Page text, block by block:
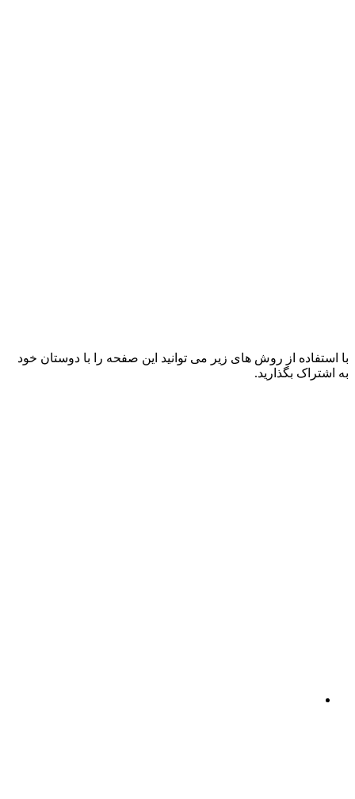
با استفاده از روش های زیر می توانید این صفحه را با دوستان خود
به اشتراک بگذارید.